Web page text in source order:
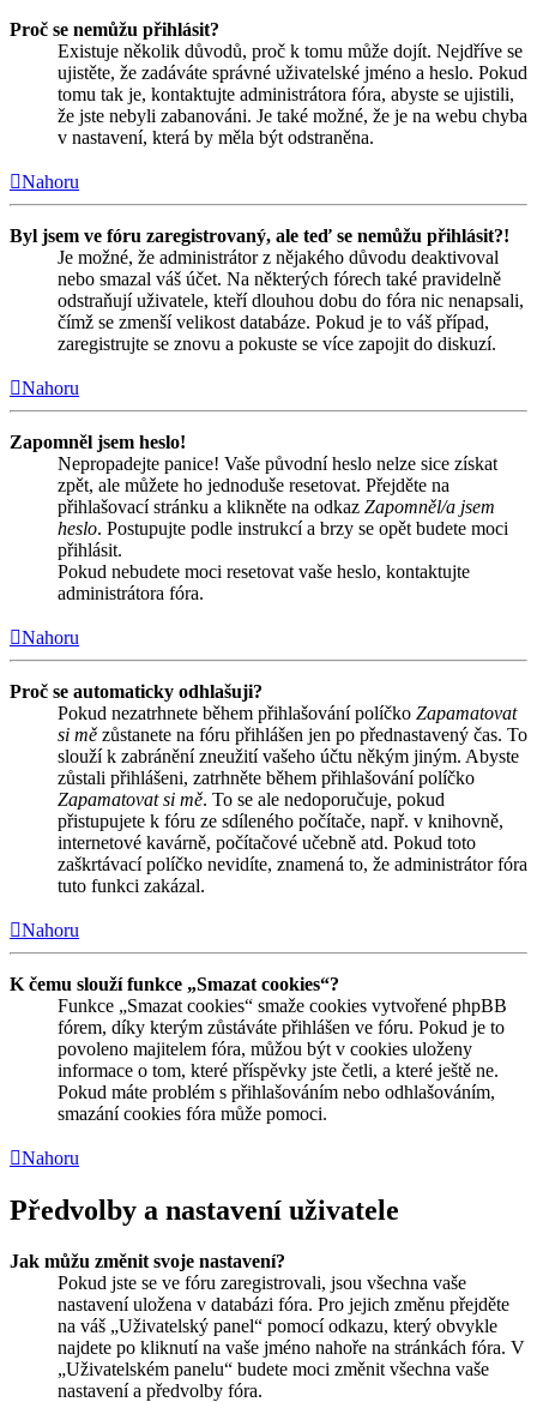
Proč se nemůžu přihlásit?
Existuje několik důvodů, proč k tomu může dojít. Nejdříve se
ujistěte, že zadáváte správné uživatelské jméno a heslo. Pokud
tomu tak je, kontaktujte administrátora fóra, abyste se ujistili,
že jste nebyli zabanováni. Je také možné, že je na webu chyba
v nastavení, která by měla být odstraněna.
Nahoru
Byl jsem ve fóru zaregistrovaný, ale teď se nemůžu přihlásit?!
Je možné, že administrátor z nějakého důvodu deaktivoval
nebo smazal váš účet. Na některých fórech také pravidelně
odstraňují uživatele, kteří dlouhou dobu do fóra nic nenapsali,
čímž se zmenší velikost databáze. Pokud je to váš případ,
zaregistrujte se znovu a pokuste se více zapojit do diskuzí.
Nahoru
Zapomněl jsem heslo!
Nepropadejte panice! Vaše původní heslo nelze sice získat
zpět, ale můžete ho jednoduše resetovat. Přejděte na
přihlašovací stránku a klikněte na odkaz Zapomněl/a jsem
heslo. Postupujte podle instrukcí a brzy se opět budete moci
přihlásit.
Pokud nebudete moci resetovat vaše heslo, kontaktujte
administrátora fóra.
Nahoru
Proč se automaticky odhlašuji?
Pokud nezatrhnete během přihlašování políčko Zapamatovat
si mě zůstanete na fóru přihlášen jen po přednastavený čas. To
slouží k zabránění zneužití vašeho účtu někým jiným. Abyste
zůstali přihlášeni, zatrhněte během přihlašování políčko
Zapamatovat si mě. To se ale nedoporučuje, pokud
přistupujete k fóru ze sdíleného počítače, např. v knihovně,
internetové kavárně, počítačové učebně atd. Pokud toto
zaškrtávací políčko nevidíte, znamená to, že administrátor fóra
tuto funkci zakázal.
Nahoru
K čemu slouží funkce „Smazat cookies“?
Funkce „Smazat cookies“ smaže cookies vytvořené phpBB
fórem, díky kterým zůstáváte přihlášen ve fóru. Pokud je to
povoleno majitelem fóra, můžou být v cookies uloženy
informace o tom, které příspěvky jste četli, a které ještě ne.
Pokud máte problém s přihlašováním nebo odhlašováním,
smazání cookies fóra může pomoci.
Nahoru
Předvolby a nastavení uživatele
Jak můžu změnit svoje nastavení?
Pokud jste se ve fóru zaregistrovali, jsou všechna vaše
nastavení uložena v databázi fóra. Pro jejich změnu přejděte
na váš „Uživatelský panel“ pomocí odkazu, který obvykle
najdete po kliknutí na vaše jméno nahoře na stránkách fóra. V
„Uživatelském panelu“ budete moci změnit všechna vaše
nastavení a předvolby fóra.